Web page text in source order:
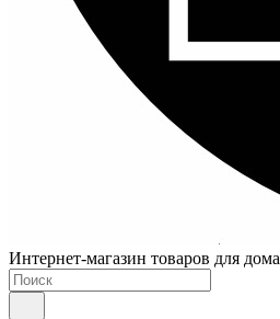
Интернет-магазин товаров для дома